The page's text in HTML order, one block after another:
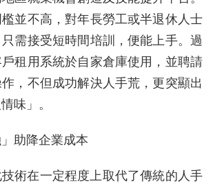
並不高，對年長勞工或半退休人士
需接受短時間培訓，便能上手。過
租用系統於自家倉庫使用，並聘請
，不但成功解決人手荒，更突顯出
味」。
」助降企業成本
術在一定程度上取代了傳統的人手